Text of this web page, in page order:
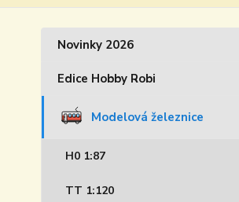
Novinky 2026
Edice Hobby Robi
Modelová železnice
H0 1:87
TT 1:120